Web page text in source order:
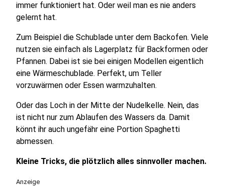
immer funktioniert hat. Oder weil man es nie anders
gelernt hat.
Zum Beispiel die Schublade unter dem Backofen. Viele
nutzen sie einfach als Lagerplatz für Backformen oder
Pfannen. Dabei ist sie bei einigen Modellen eigentlich
eine Wärmeschublade. Perfekt, um Teller
vorzuwärmen oder Essen warmzuhalten.
Oder das Loch in der Mitte der Nudelkelle. Nein, das
ist nicht nur zum Ablaufen des Wassers da. Damit
könnt ihr auch ungefähr eine Portion Spaghetti
abmessen.
Kleine Tricks, die plötzlich alles sinnvoller machen.
Anzeige